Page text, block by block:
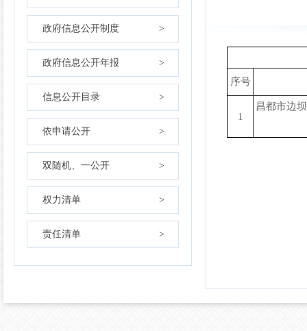
政府信息公开制度 >
政府信息公开年报 >
信息公开目录 >
依申请公开 >
双随机、一公开 >
权力清单 >
责任清单 >
序号
1
昌都市边